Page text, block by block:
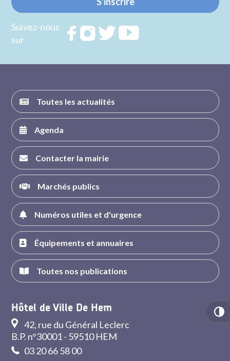
Suivez-nous
sur
RejoignezRejoignezRejoignez
Toutes les actualités
Agenda
Contacter la mairie
Marchés publics
Numéros utiles et d'urgence
Équipements et annuaires
Toutes nos publications
Hôtel de Ville De Hem
42, rue du Général Leclerc
B.P. n°30001 - 59510 HEM
03 20 66 58 00